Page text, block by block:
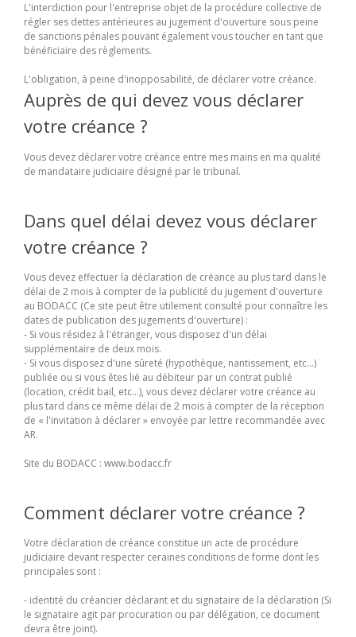
L'interdiction pour l'entreprise objet de la procédure collective de
régler ses dettes antérieures au jugement d'ouverture sous peine
de sanctions pénales pouvant également vous toucher en tant que
bénéficiaire des règlements.
L'obligation, à peine d'inopposabilité, de déclarer votre créance.
Auprès de qui devez vous déclarer
votre créance ?
Vous devez déclarer votre créance entre mes mains en ma qualité
de mandataire judiciaire désigné par le tribunal.
Dans quel délai devez vous déclarer
votre créance ?
Vous devez effectuer la déclaration de créance au plus tard dans le
délai de 2 mois à compter de la publicité du jugement d'ouverture
au BODACC (Ce site peut être utilement consulté pour connaître les
dates de publication des jugements d'ouverture) :
- Si vous résidez à l'étranger, vous disposez d'un délai
supplémentaire de deux mois.
- Si vous disposez d'une sûreté (hypothèque, nantissement, etc...)
publiée ou si vous êtes lié au débiteur par un contrat publié
(location, crédit bail, etc...), vous devez déclarer votre créance au
plus tard dans ce même délai de 2 mois à compter de la réception
de « l'invitation à déclarer » envoyée par lettre recommandée avec
AR.
Site du BODACC : www.bodacc.fr
Comment déclarer votre créance ?
Votre déclaration de créance constitue un acte de procédure
judiciaire devant respecter ceraines conditions de forme dont les
principales sont :
- identité du créancier déclarant et du signataire de la déclaration (Si
le signataire agit par procuration ou par délégation, ce document
devra être joint).